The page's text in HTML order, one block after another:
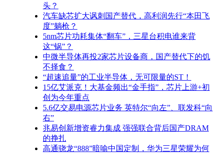
头？
汽车缺芯扩大讽刺国产替代，高利润先行“本田飞
度”躺枪？
5nm芯片功耗集体“翻车”，三星台积电谁来背
这“锅”？
中微半导体再投2家芯片设备商，国产替代下的饥
不择食？
“超速追量”的工业半导体，无可限量的ST！
15亿艾派克！大基金频出“金手指”，芯片上游+初
创为今年重点
5.6亿交易电源芯片业务 英特尔“向左”、联发科“向
右”
兆易创新增资睿力集成 强强联合背后国产DRAM
的挣扎
高通骁龙“888”暗喻中国定制，华为三星荣耀为何